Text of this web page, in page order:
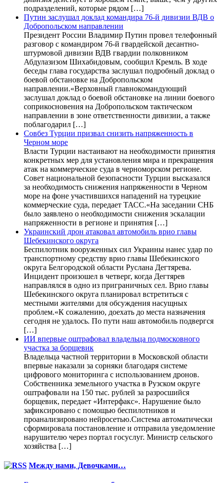
подразделений, которые рядом […]
Путин заслушал доклад командира 76-й дивизии ВДВ о
Добропольском направлении
Президент России Владимир Путин провел телефонный
разговор с командиром 76-й гвардейской десантно-
штурмовой дивизии ВДВ гвардии полковником
Абдулазизом Шихабидовым, сообщил Кремль. В ходе
беседы глава государства заслушал подробный доклад о
боевой обстановке на Добропольском
направлении.«Верховный главнокомандующий
заслушал доклад о боевой обстановке на линии боевого
соприкосновения на Добропольском тактическом
направлении в зоне ответственности дивизии, а также
поблагодарил […]
Совбез Турции призвал снизить напряженность в
Черном море
Власти Турции настаивают на необходимости принятия
конкретных мер для установления мира и прекращения
атак на коммерческие суда в черноморском регионе.
Совет национальной безопасности Турции высказался
за необходимость снижения напряженности в Черном
море на фоне участившихся нападений на турецкие
коммерческие суда, передает ТАСС.«На заседании СНБ
было заявлено о необходимости снижения эскалации
напряженности в регионе и принятия […]
Украинский дрон атаковал автомобиль врио главы
Шебекинского округа
Беспилотник вооруженных сил Украины нанес удар по
транспортному средству врио главы Шебекинского
округа Белгородской области Руслана Дегтярева.
Инцидент произошел в четверг, когда Дегтярев
направлялся в одно из приграничных сел. Врио главы
Шебекинского округа планировал встретиться с
местными жителями для обсуждения насущных
проблем.«К сожалению, доехать до места назначения
сегодня не удалось. По пути наш автомобиль подвергся
[…]
ИИ впервые оштрафовал владельца подмосковного
участка за борщевик
Владельца частной территории в Московской области
впервые наказали за сорняки благодаря системе
цифрового мониторинга с использованием дронов.
Собственника земельного участка в Рузском округе
оштрафовали на 150 тыс. рублей за разросшийся
борщевик, передает «Интерфакс». Нарушение было
зафиксировано с помощью беспилотников и
проанализировано нейросетью.Система автоматически
сформировала постановление и отправила уведомление
нарушителю через портал госуслуг. Министр сельского
хозяйства […]
Между нами, Девочками…